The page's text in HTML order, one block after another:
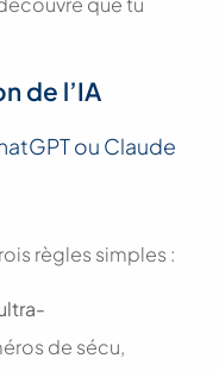
de l’IA
ou Claude
règles simples :
de sécu,